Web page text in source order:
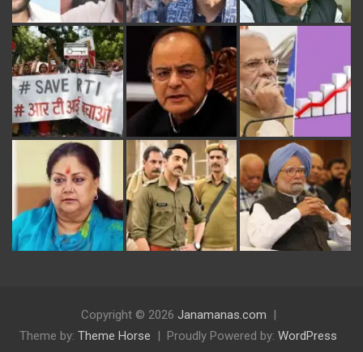
Copyright © 2026 Janamanas.com
Theme by: Theme Horse Proudly Powered by: WordPress